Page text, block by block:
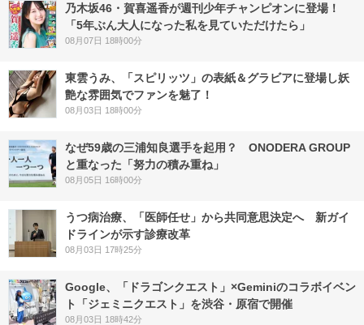
乃木坂46・賀喜遥香が週刊少年チャンピオンに登場！
「5年ぶん大人になった私を見ていただけたら」
08月07日 18時00分
東雲うみ、「スピリッツ」の表紙＆グラビアに登場し妖
艶な雰囲気でファンを魅了！
08月03日 18時00分
なぜ59歳の三浦知良選手を起用？ ONODERA GROUP
と重なった「努力の積み重ね」
08月05日 16時00分
うつ病治療、「医師任せ」から共同意思決定へ 新ガイ
ドラインが示す診療改革
08月03日 17時25分
Google、「ドラゴンクエスト」×Geminiのコラボイベン
ト「ジェミニクエスト」を渋谷・原宿で開催
08月03日 18時42分